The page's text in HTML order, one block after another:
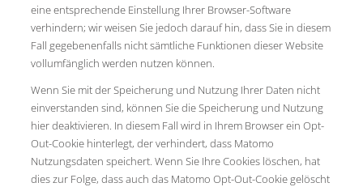
eine entsprechende Einstellung Ihrer Browser-Software
verhindern; wir weisen Sie jedoch darauf hin, dass Sie in diesem
Fall gegebenenfalls nicht sämtliche Funktionen dieser Website
vollumfänglich werden nutzen können.
Wenn Sie mit der Speicherung und Nutzung Ihrer Daten nicht
einverstanden sind, können Sie die Speicherung und Nutzung
hier deaktivieren. In diesem Fall wird in Ihrem Browser ein Opt-
Out-Cookie hinterlegt, der verhindert, dass Matomo
Nutzungsdaten speichert. Wenn Sie Ihre Cookies löschen, hat
dies zur Folge, dass auch das Matomo Opt-Out-Cookie gelöscht